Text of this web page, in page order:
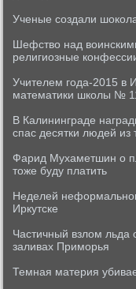
Ученые создали
Шефство над
религиозные
Учителем года-2015 в
математики школы №
В Калининграде
спас десятки людей из
Фарид Мухаметшин о
тоже буду платить
Неделей
Иркутске
Частичный взлом льда
заливах Приморья
Темная материя